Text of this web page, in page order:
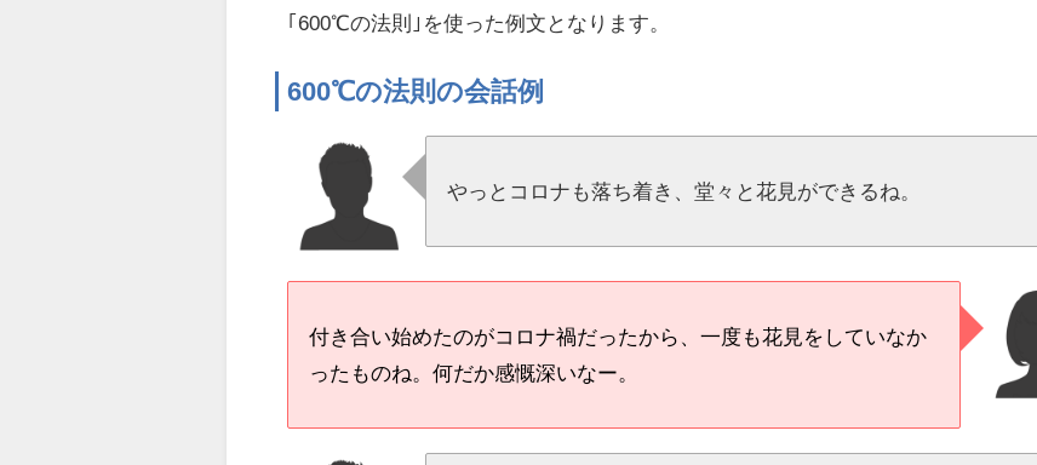
｢600℃の法則｣を使った例文となります。
600℃の法則の会話例
やっとコロナも落ち着き、堂々と花見ができるね。
付き合い始めたのがコロナ禍だったから、一度も花見をしていなか
ったものね。何だか感慨深いなー。